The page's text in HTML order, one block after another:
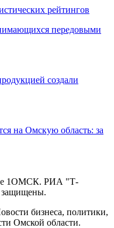
рейтингов
передовыми
создали
на Омскую область: за
1ОМСК. РИА "Т-
бизнеса, политики,
Омской области.